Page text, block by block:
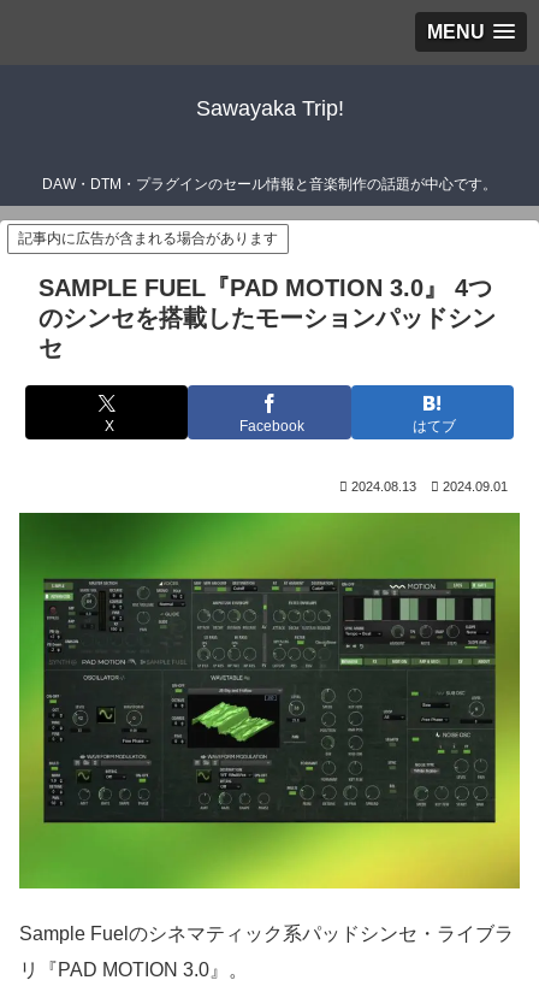
MENU
Sawayaka Trip!
DAW・DTM・プラグインのセール情報と音楽制作の話題が中心です。
記事内に広告が含まれる場合があります
SAMPLE FUEL『PAD MOTION 3.0』 4つ
のシンセを搭載したモーションパッドシン
セ
X Facebook はてブ
2024.08.13 2024.09.01
Sample Fuelのシネマティック系パッドシンセ・ライブラ
リ『PAD MOTION 3.0』。